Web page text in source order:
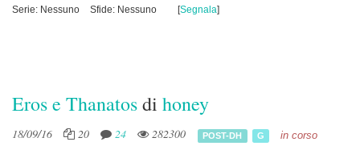
Serie: Nessuno
Sfide: Nessuno [Segnala]
Eros e Thanatosdi honey
18/09/16 20 24 282300 POST-DH G in corso